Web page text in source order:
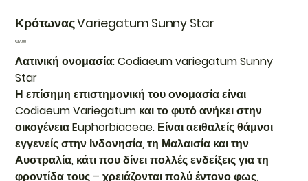
Κρότωνας Variegatum Sunny Star
Price
€17.00
Λατινική ονομασία: Codiaeum variegatum Sunny
Star
Η επίσημη επιστημονική του ονομασία είναι
Codiaeum Variegatum και το φυτό ανήκει στην
οικογένεια Euphorbiaceae. Είναι αειθαλείς θάμνοι
εγγενείς στην Ινδονησία, τη Μαλαισία και την
Αυστραλία, κάτι που δίνει πολλές ενδείξεις για τη
φροντίδα τους – χρειάζονται πολύ έντονο φως,